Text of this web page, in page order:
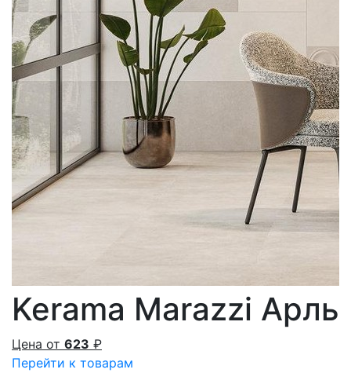
Kerama Marazzi Арль
Цена от 623 ₽
Перейти к товарам